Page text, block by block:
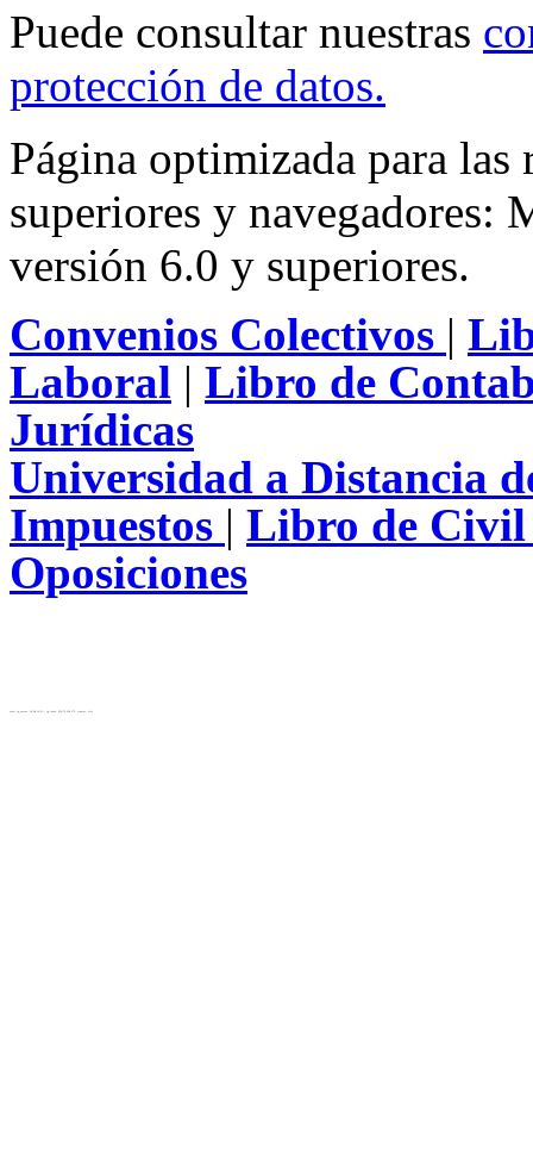
Puede consultar nuestras
protección de datos.
Página optimizada para
superiores y
versión 6.0 y superiores.
Convenios Colectivos |
Laboral | Libro de
Jurídicas
Universidad a Distancia
Impuestos | Libro de
Oposiciones
test( ip_server: 10.28.12.31 , ip_local: 216.73.216.175, cluster: cls)